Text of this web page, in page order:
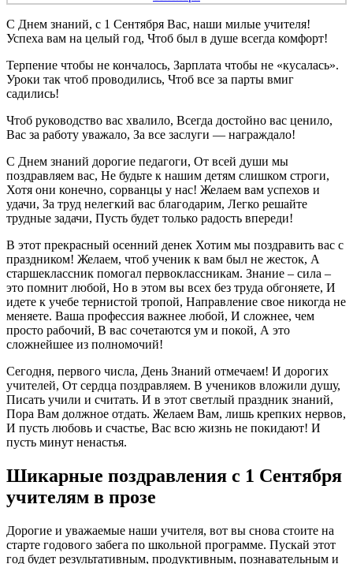
С Днем знаний, с 1 Сентября Вас, наши милые учителя!
Успеха вам на целый год, Чтоб был в душе всегда комфорт!
Терпение чтобы не кончалось, Зарплата чтобы не «кусалась».
Уроки так чтоб проводились, Чтоб все за парты вмиг
садились!
Чтоб руководство вас хвалило, Всегда достойно вас ценило,
Вас за работу уважало, За все заслуги — награждало!
С Днем знаний дорогие педагоги, От всей души мы
поздравляем вас, Не будьте к нашим детям слишком строги,
Хотя они конечно, сорванцы у нас! Желаем вам успехов и
удачи, За труд нелегкий вас благодарим, Легко решайте
трудные задачи, Пусть будет только радость впереди!
В этот прекрасный осенний денек Хотим мы поздравить вас с
праздником! Желаем, чтоб ученик к вам был не жесток, А
старшеклассник помогал первоклассникам. Знание – сила –
это помнит любой, Но в этом вы всех без труда обгоняете, И
идете к учебе тернистой тропой, Направление свое никогда не
меняете. Ваша профессия важнее любой, И сложнее, чем
просто рабочий, В вас сочетаются ум и покой, А это
сложнейшее из полномочий!
Сегодня, первого числа, День Знаний отмечаем! И дорогих
учителей, От сердца поздравляем. В учеников вложили душу,
Писать учили и считать. И в этот светлый праздник знаний,
Пора Вам должное отдать. Желаем Вам, лишь крепких нервов,
И пусть любовь и счастье, Вас всю жизнь не покидают! И
пусть минут ненастья.
Шикарные поздравления с 1 Сентября
учителям в прозе
Дорогие и уважаемые наши учителя, вот вы снова стоите на
старте годового забега по школьной программе. Пускай этот
год будет результативным, продуктивным, познавательным и